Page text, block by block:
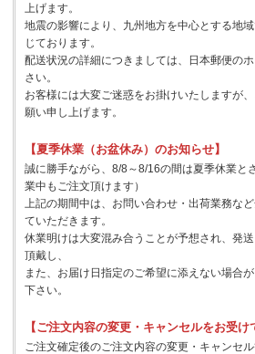
上げます。
地震の影響により、九州地方を中心とする地
じております。
配送状況の詳細につきましては、日本郵便の
さい。
お客様には大変ご迷惑をお掛けいたしますが
願い申し上げます。
【夏季休業（お盆休み）のお知らせ】
誠に勝手ながら、8/8～8/16の間は夏季休業と
業中もご注文頂けます）
上記の期間中は、お問い合わせ・出荷業務な
ていただきます。
休業明けは大変混み合うことが予想され、発
頂戴し、
また、お届け日指定のご希望に添えない場合
下さい。
【ご注文内容の変更・キャンセルをお受け
ご注文確定後のご注文内容の変更・キャンセ